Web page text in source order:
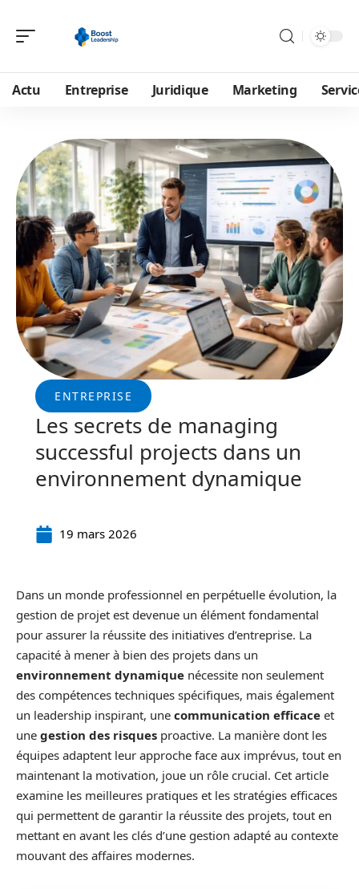
Actu Entreprise Juridique Marketing
ENTREPRISE
Les secrets de managing
successful projects dans un
environnement dynamique
19 mars 2026
Dans un monde professionnel en perpétuelle évolution, la
gestion de projet est devenue un élément fondamental
pour assurer la réussite des initiatives d’entreprise. La
capacité à mener à bien des projets dans un
environnement dynamique nécessite non seulement
des compétences techniques spécifiques, mais également
un leadership inspirant, une communication efficace et
une gestion des risques proactive. La manière dont les
équipes adaptent leur approche face aux imprévus, tout en
maintenant la motivation, joue un rôle crucial. Cet article
examine les meilleures pratiques et les stratégies efficaces
qui permettent de garantir la réussite des projets, tout en
mettant en avant les clés d’une gestion adapté au contexte
mouvant des affaires modernes.